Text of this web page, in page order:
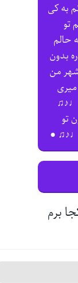
به کی
تو
حالم
بدون
من
♩♪♫
تو
♩♪♫ ●
برم